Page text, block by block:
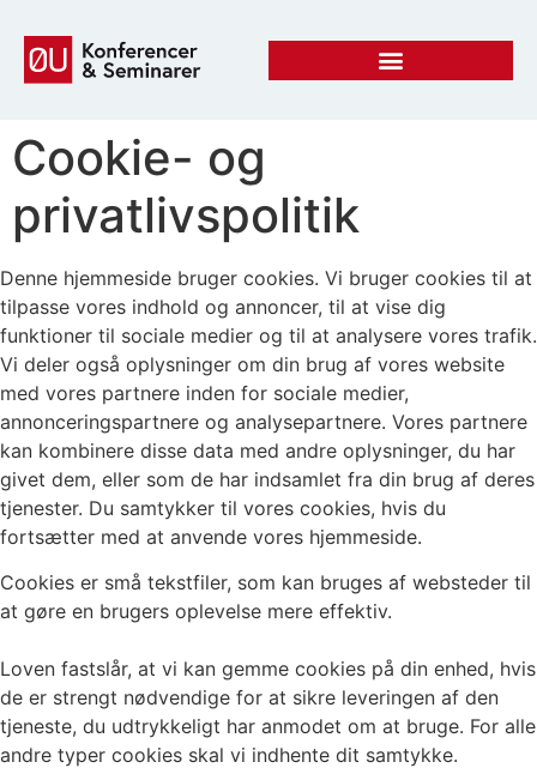
Cookie- og
privatlivspolitik
Denne hjemmeside bruger cookies. Vi bruger cookies til at
tilpasse vores indhold og annoncer, til at vise dig
funktioner til sociale medier og til at analysere vores trafik.
Vi deler også oplysninger om din brug af vores website
med vores partnere inden for sociale medier,
annonceringspartnere og analysepartnere. Vores partnere
kan kombinere disse data med andre oplysninger, du har
givet dem, eller som de har indsamlet fra din brug af deres
tjenester. Du samtykker til vores cookies, hvis du
fortsætter med at anvende vores hjemmeside.
Cookies er små tekstfiler, som kan bruges af websteder til
at gøre en brugers oplevelse mere effektiv.
Loven fastslår, at vi kan gemme cookies på din enhed, hvis
de er strengt nødvendige for at sikre leveringen af den
tjeneste, du udtrykkeligt har anmodet om at bruge. For alle
andre typer cookies skal vi indhente dit samtykke.